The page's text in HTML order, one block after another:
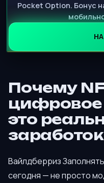
Pocket Option. Бонус
Почему
цифровое
это
заработок
Вайлдберриз
сегодня — не просто